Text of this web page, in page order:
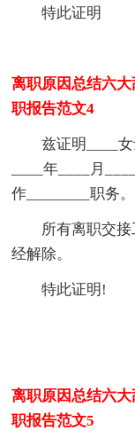
特此证明
离职原因总结六
职报告范文4
兹证明____
____年____月
作________职务。
所有离职交
经解除。
特此证明!
离职原因总结六
职报告范文5